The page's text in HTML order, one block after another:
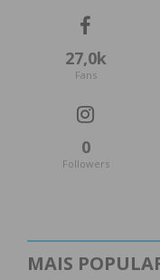
27,0k
Fans
0
Followers
MAIS